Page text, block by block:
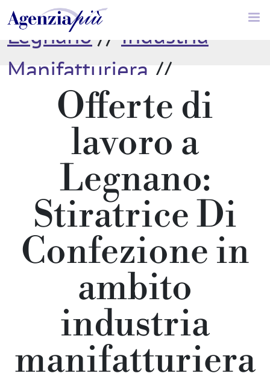
Legnano// Industria
Manifatturiera //
Stiratrice Di Confezione
Offerte di
lavoro a
Legnano:
Stiratrice Di
Confezione in
ambito
industria
manifatturiera